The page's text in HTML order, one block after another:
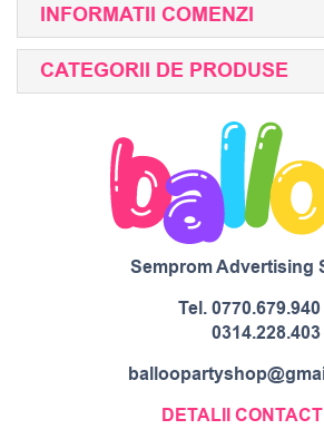
INFORMATII COMENZI
CATEGORII DE PRODUSE
Semprom Advertising
Tel.0770.679.940
0314.228.403
DETALII